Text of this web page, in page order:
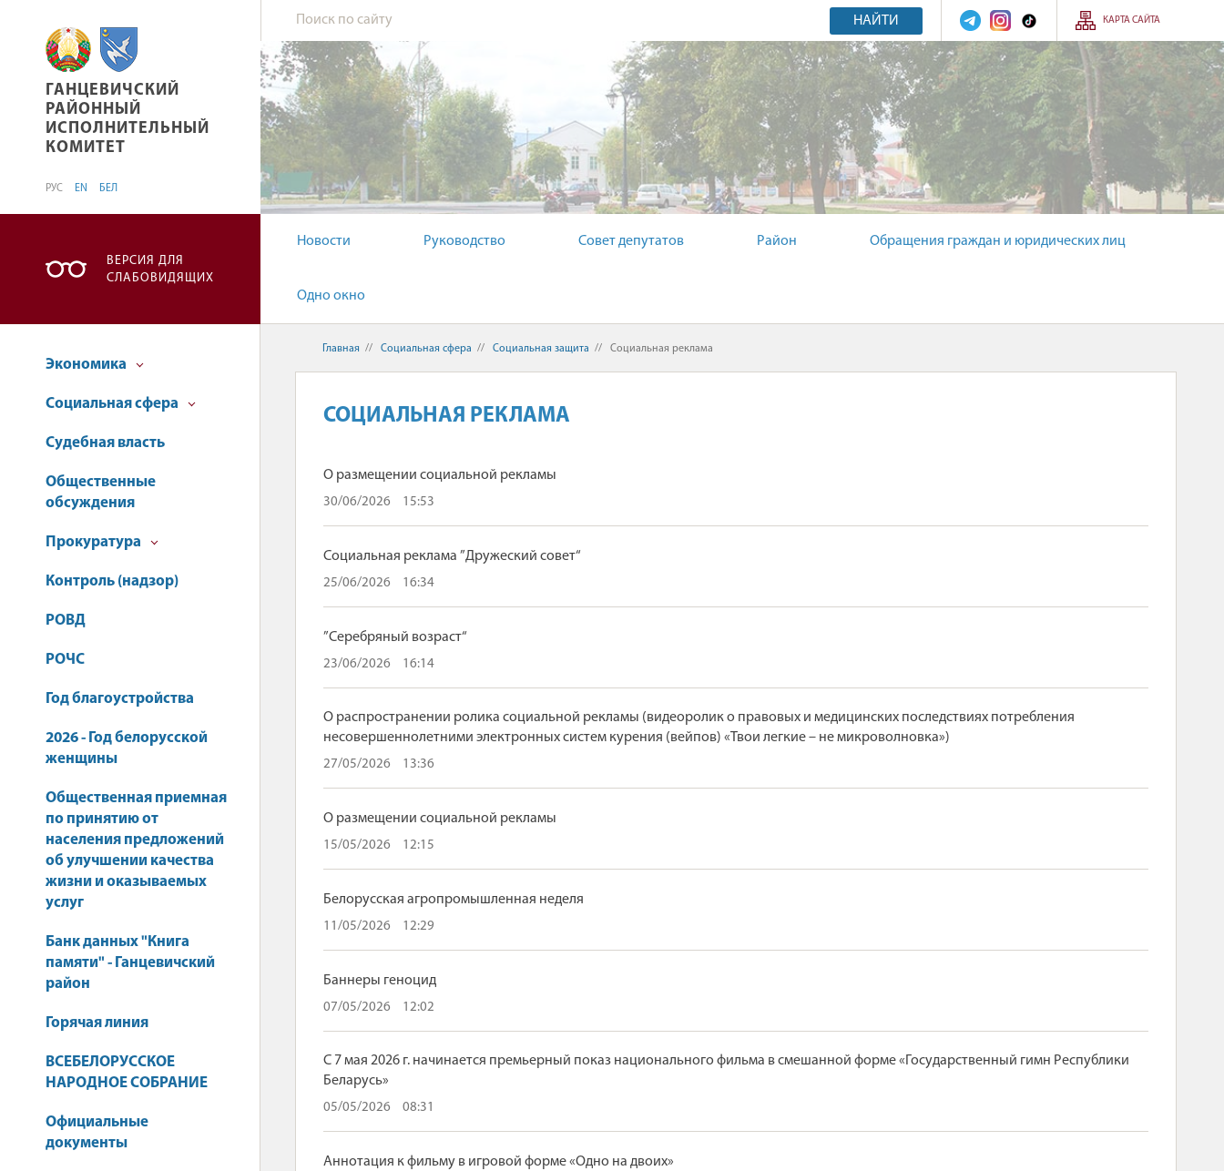
ГАНЦЕВИЧСКИЙ РАЙОННЫЙ ИСПОЛНИТЕЛЬНЫЙ КОМИТЕТ
ГАНЦЕВИЧСКИЙ
РАЙОННЫЙ
ИСПОЛНИТЕЛЬНЫЙ
КОМИТЕТ
РУС EN БЕЛ
НАЙТИ КАРТА САЙТА
ВЕРСИЯ ДЛЯ
СЛАБОВИДЯЩИХ
Новости Руководство Совет депутатов Район Обращения граждан и юридических лиц
Одно окно
Экономика
Социальная сфера
Судебная власть
Общественные
обсуждения
Прокуратура
Контроль (надзор)
РОВД
РОЧС
Год благоустройства
2026 - Год белорусской
женщины
Общественная приемная
по принятию от
населения предложений
об улучшении качества
жизни и оказываемых
услуг
Банк данных "Книга
памяти" - Ганцевичский
район
Горячая линия
ВСЕБЕЛОРУССКОЕ
НАРОДНОЕ СОБРАНИЕ
Официальные
документы
Главная // Социальная сфера // Социальная защита // Социальная реклама
СОЦИАЛЬНАЯ РЕКЛАМА
О размещении социальной рекламы
30/06/2026 15:53
Социальная реклама ”Дружеский совет“
25/06/2026 16:34
”Серебряный возраст“
23/06/2026 16:14
О распространении ролика социальной рекламы (видеоролик о правовых и медицинских последствиях потребления
несовершеннолетними электронных систем курения (вейпов) «Твои легкие – не микроволновка»)
27/05/2026 13:36
О размещении социальной рекламы
15/05/2026 12:15
Белорусская агропромышленная неделя
11/05/2026 12:29
Баннеры геноцид
07/05/2026 12:02
С 7 мая 2026 г. начинается премьерный показ национального фильма в смешанной форме «Государственный гимн Республики
Беларусь»
05/05/2026 08:31
Аннотация к фильму в игровой форме «Одно на двоих»